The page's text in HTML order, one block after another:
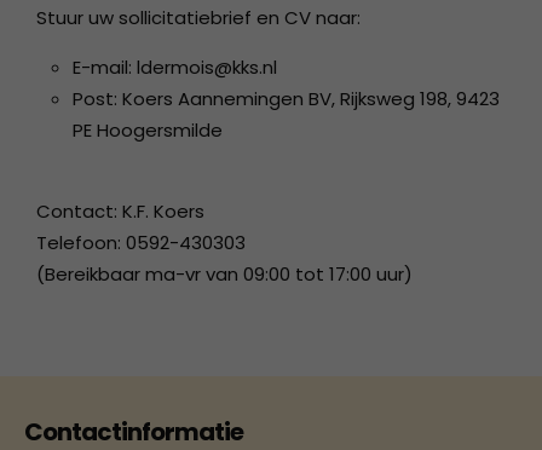
Stuur uw sollicitatiebrief en CV naar:
E-mail: ldermois@kks.nl
Post: Koers Aannemingen BV, Rijksweg 198, 9423
PE Hoogersmilde
Contact: K.F. Koers
Telefoon: 0592-430303
(Bereikbaar ma-vr van 09:00 tot 17:00 uur)
Contactinformatie